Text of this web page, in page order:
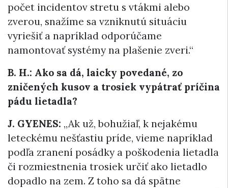
počet incidentov stretu s vtákmi alebo
zverou, snažíme sa vzniknutú situáciu
vyriešiť a napríklad odporúčame
namontovať systémy na plašenie zveri.“
B. H.: Ako sa dá, laicky povedané, zo
zničených kusov a trosiek vypátrať príčina
pádu lietadla?
J. GYENES: „Ak už, bohužiaľ, k nejakému
leteckému nešťastiu príde, vieme napríklad
podľa zranení posádky a poškodenia lietadla
či rozmiestnenia trosiek určiť ako lietadlo
dopadlo na zem. Z toho sa dá spätne